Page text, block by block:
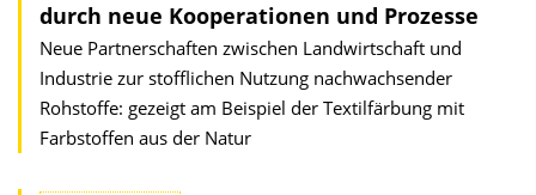
durch neue Kooperationen und Prozesse
Neue Partnerschaften zwischen Landwirtschaft und
Industrie zur stofflichen Nutzung nachwachsender
Rohstoffe: gezeigt am Beispiel der Textilfärbung mit
Farbstoffen aus der Natur